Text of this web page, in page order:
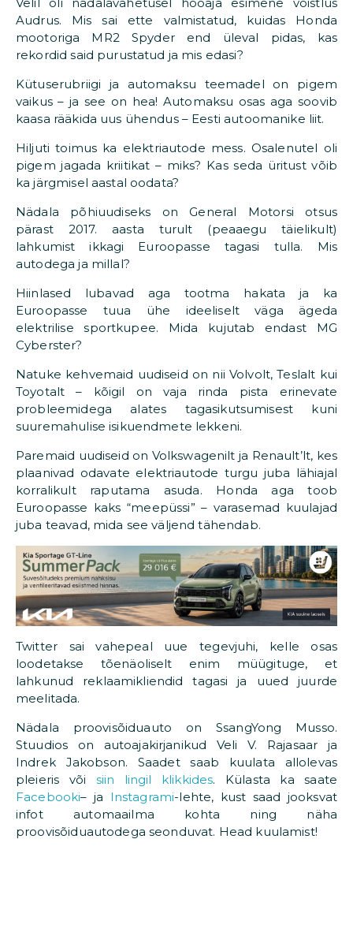
Audrus. Mis sai ette valmistatud, kuidas Honda
mootoriga MR2 Spyder end üleval pidas, kas
rekordid said purustatud ja mis edasi?
Kütuserubriigi ja automaksu teemadel on pigem
vaikus – ja see on hea! Automaksu osas aga soovib
kaasa rääkida uus ühendus – Eesti autoomanike liit.
Hiljuti toimus ka elektriautode mess. Osalenutel oli
pigem jagada kriitikat – miks? Kas seda üritust võib
ka järgmisel aastal oodata?
Nädala põhiuudiseks on General Motorsi otsus
pärast 2017. aasta turult (peaaegu täielikult)
lahkumist ikkagi Euroopasse tagasi tulla. Mis
autodega ja millal?
Hiinlased lubavad aga tootma hakata ja ka
Euroopasse tuua ühe ideeliselt väga ägeda
elektrilise sportkupee. Mida kujutab endast MG
Cyberster?
Natuke kehvemaid uudiseid on nii Volvolt, Teslalt kui
Toyotalt – kõigil on vaja rinda pista erinevate
probleemidega alates tagasikutsumisest kuni
suuremahulise isikuendmete lekkeni.
Paremaid uudiseid on Volkswagenilt ja Renault’lt, kes
plaanivad odavate elektriautode turgu juba lähiajal
korralikult raputama asuda. Honda aga toob
Euroopasse kaks “meepüssi” – varasemad kuulajad
juba teavad, mida see väljend tähendab.
Twitter sai vahepeal uue tegevjuhi, kelle osas
loodetakse tõenäoliselt enim müügituge, et
lahkunud reklaamikliendid tagasi ja uued juurde
meelitada.
Nädala proovisõiduauto on SsangYong Musso.
Stuudios on autoajakirjanikud Veli V. Rajasaar ja
Indrek Jakobson. Saadet saab kuulata allolevas
pleieris või siin lingil klikkides. Külasta ka saate
Facebooki– ja Instagrami-lehte, kust saad jooksvat
infot automaailma kohta ning näha
proovisõiduautodega seonduvat. Head kuulamist!